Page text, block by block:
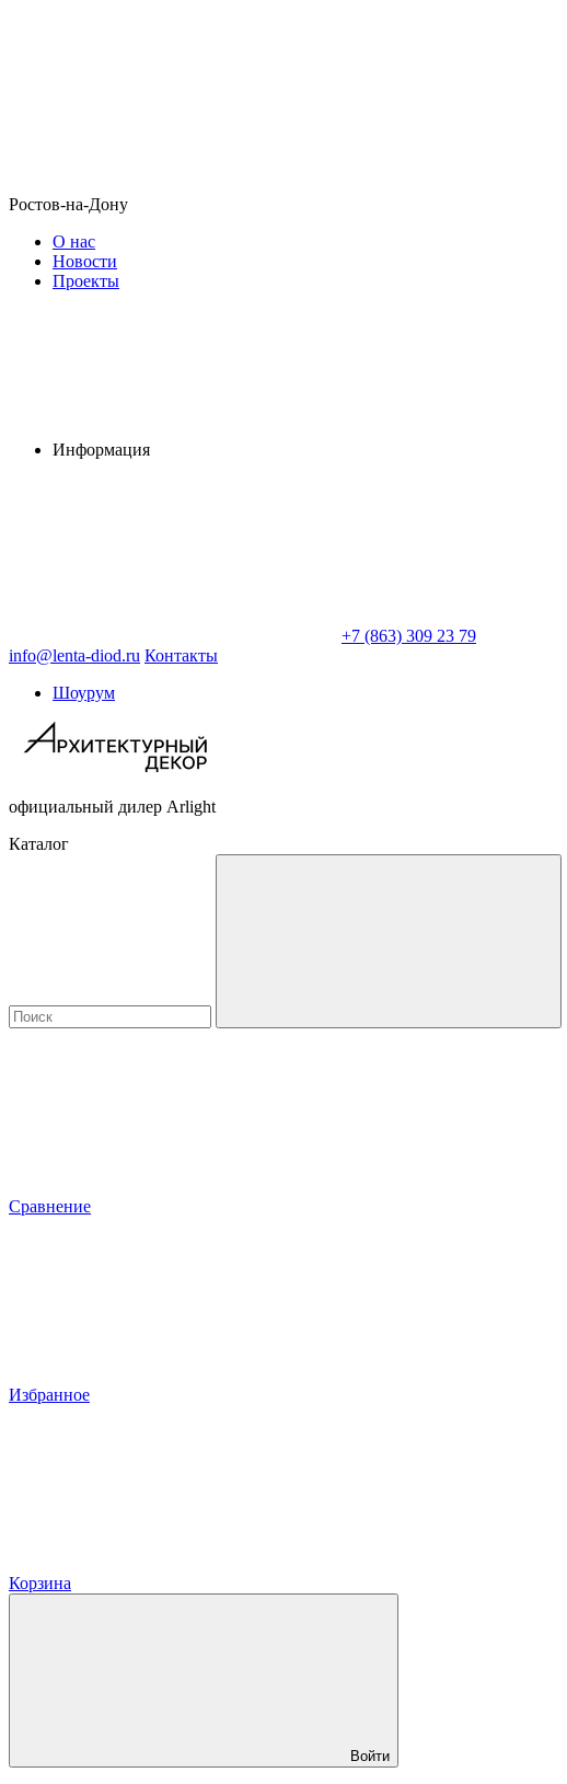
Ростов-на-Дону
О нас
Новости
Проекты
Информация
+7 (863) 309 23 79
info@lenta-diod.ru Контакты
Шоурум
официальный дилер Arlight
Каталог
Сравнение
Избранное
Корзина
Войти